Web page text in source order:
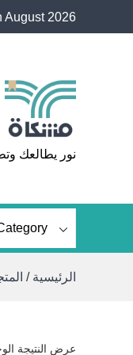
August 2026
نور يطالعك
الرئيسية /
عرض النتيجة